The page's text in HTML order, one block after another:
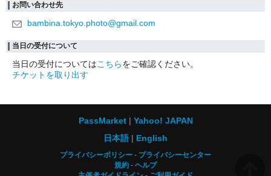
お問い合わせ先
bambina.tokyo.photo@gmail.com
当日の受付について
当日の受付についてはこちらをご確認ください。
チケットを取り出す
PassMarket
Yahoo! JAPAN
日本語
English
プライバシーポリシー
プライバシーセンター
規約
ヘルプ